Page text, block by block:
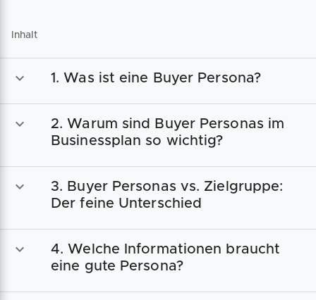
Inhalt
1. Was ist eine Buyer Persona?
2. Warum sind Buyer Personas im
Businessplan so wichtig?
3. Buyer Personas vs. Zielgruppe:
Der feine Unterschied
4. Welche Informationen braucht
eine gute Persona?